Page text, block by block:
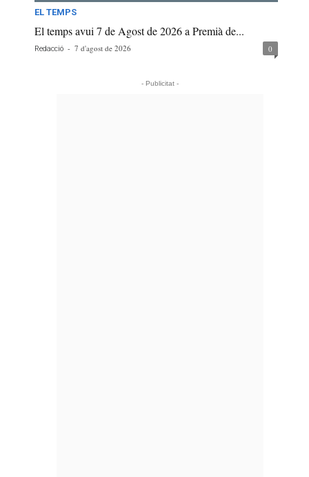
EL TEMPS
El temps avui 7 de Agost de 2026 a Premià de...
Redacció - 7 d'agost de 2026 0
- Publicitat -